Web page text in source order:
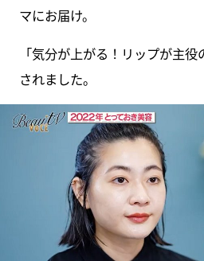
マにお届け。
「気分が上がる！リップが主
されました。